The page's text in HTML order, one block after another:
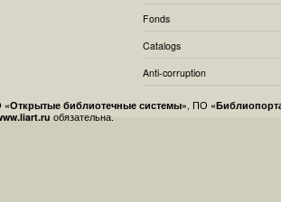
Fonds
Catalogs
Anti-corruption
библиотечные системы», ПО
обязательна.